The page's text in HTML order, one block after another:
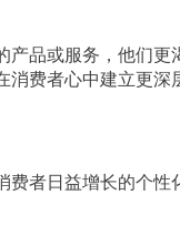
品或服务，他们
费者心中建立更
费者日益增长的个性